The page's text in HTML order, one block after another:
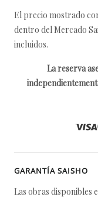
El precio mostrado
dentro del Mercado
incluidos.
La reserva
GARANTÍA SAISHO
Las obras disponibles